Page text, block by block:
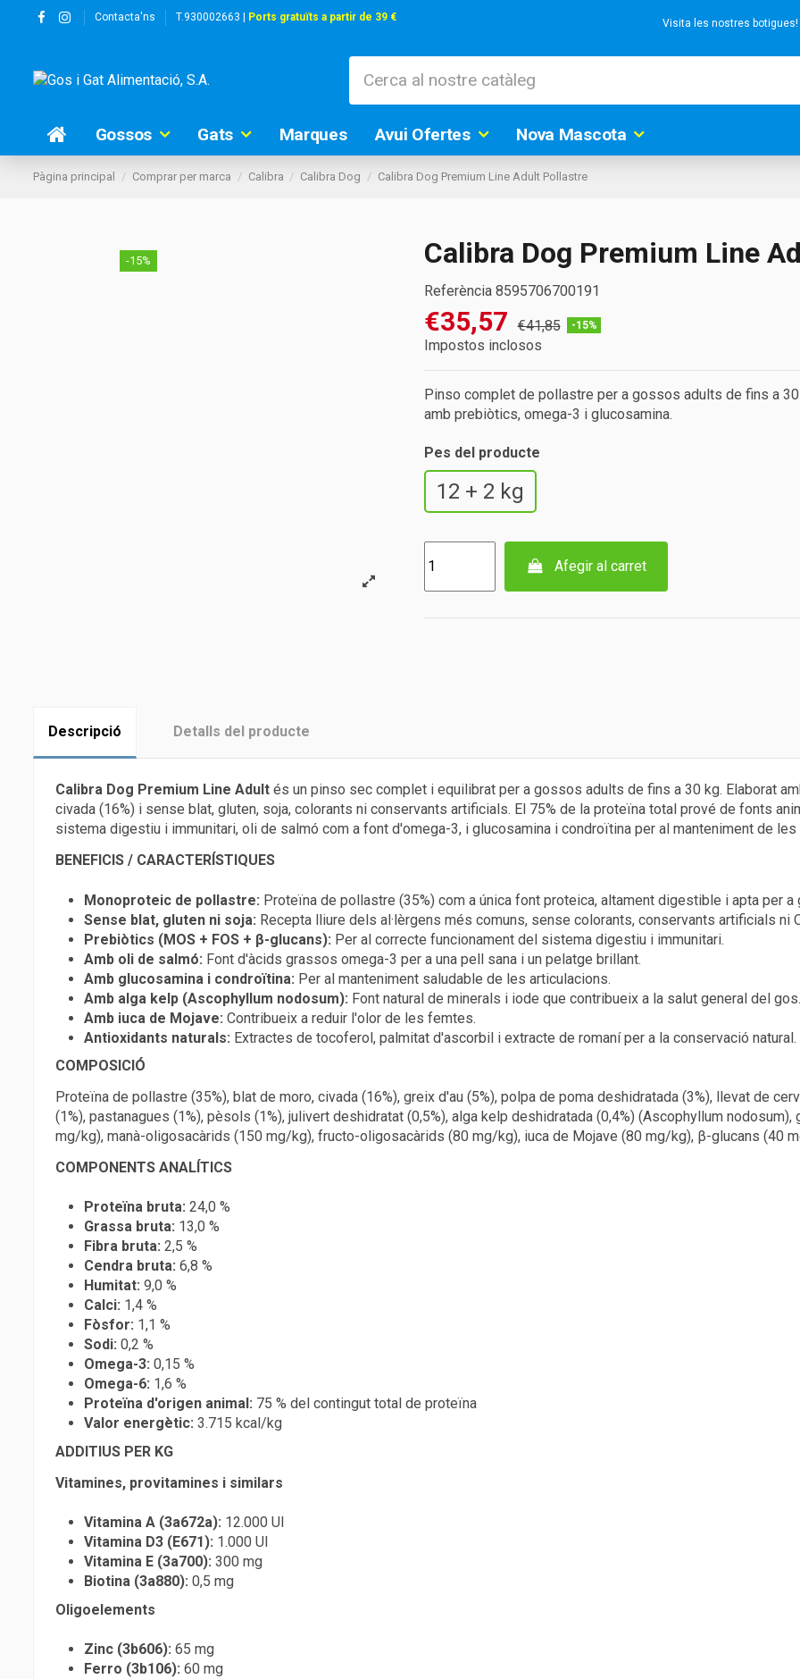
Contacta'ns T.930002663 | Ports gratuïts a partir de 39 €
Visita les nostres
Gossos Gats Marques Avui Ofertes Nova Mascota
Pàgina principal Comprar per marca Calibra Calibra Dog Calibra Dog Premium Line Adult Pollastre
-15% Calibra Dog Premium Line
Referència 8595706700191
€35,57 €41,85 -15%
Impostos inclosos
Pinso complet de pollastre per a gossos adults de fins a
amb prebiòtics, omega-3 i glucosamina.
Pes del producte
12 + 2 kg
Afegir al carret
Descripció Detalls del producte
Calibra Dog Premium Line Adult és un pinso sec complet i equilibrat per a gossos adults de fins a 30 kg. Elaborat
civada (16%) i sense blat, gluten, soja, colorants ni conservants artificials. El 75% de la proteïna total prové de fonts
sistema digestiu i immunitari, oli de salmó com a font d'omega-3, i glucosamina i condroïtina per al manteniment de les
BENEFICIS / CARACTERÍSTIQUES
Monoproteic de pollastre: Proteïna de pollastre (35%) com a única font proteica, altament digestible i apta per
Sense blat, gluten ni soja: Recepta lliure dels al·lèrgens més comuns, sense colorants, conservants artificials ni
Prebiòtics (MOS + FOS + β-glucans): Per al correcte funcionament del sistema digestiu i immunitari.
Amb oli de salmó: Font d'àcids grassos omega-3 per a una pell sana i un pelatge brillant.
Amb glucosamina i condroïtina: Per al manteniment saludable de les articulacions.
Amb alga kelp (Ascophyllum nodosum): Font natural de minerals i iode que contribueix a la salut general del gos.
Amb iuca de Mojave: Contribueix a reduir l'olor de les femtes.
Antioxidants naturals: Extractes de tocoferol, palmitat d'ascorbil i extracte de romaní per a la conservació natural.
COMPOSICIÓ
Proteïna de pollastre (35%), blat de moro, civada (16%), greix d'au (5%), polpa de poma deshidratada (3%), llevat de
(1%), pastanagues (1%), pèsols (1%), julivert deshidratat (0,5%), alga kelp deshidratada (0,4%) (Ascophyllum
mg/kg), manà-oligosacàrids (150 mg/kg), fructo-oligosacàrids (80 mg/kg), iuca de Mojave (80 mg/kg), β-glucans (40
COMPONENTS ANALÍTICS
Proteïna bruta: 24,0 %
Grassa bruta: 13,0 %
Fibra bruta: 2,5 %
Cendra bruta: 6,8 %
Humitat: 9,0 %
Calci: 1,4 %
Fòsfor: 1,1 %
Sodi: 0,2 %
Omega-3: 0,15 %
Omega-6: 1,6 %
Proteïna d'origen animal: 75 % del contingut total de proteïna
Valor energètic: 3.715 kcal/kg
ADDITIUS PER KG
Vitamines, provitamines i similars
Vitamina A (3a672a): 12.000 UI
Vitamina D3 (E671): 1.000 UI
Vitamina E (3a700): 300 mg
Biotina (3a880): 0,5 mg
Oligoelements
Zinc (3b606): 65 mg
Ferro (3b106): 60 mg